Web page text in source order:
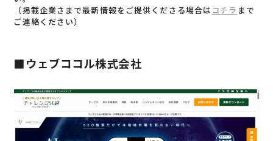
（掲載企業さまで最新情報をご提供くださる場合は コチラ まで
ご連絡ください）
■ウェブココル株式会社